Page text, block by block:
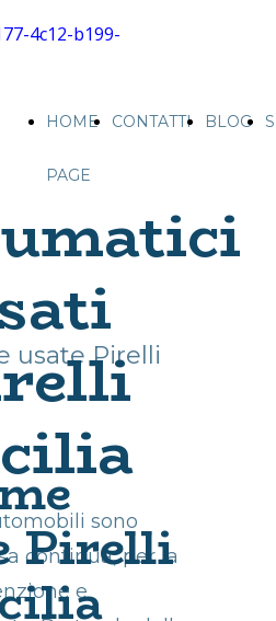
HOME
PAGE
CONTATTI BLOG
usate Pirelli
Pirelli
sono
continua, per la
e